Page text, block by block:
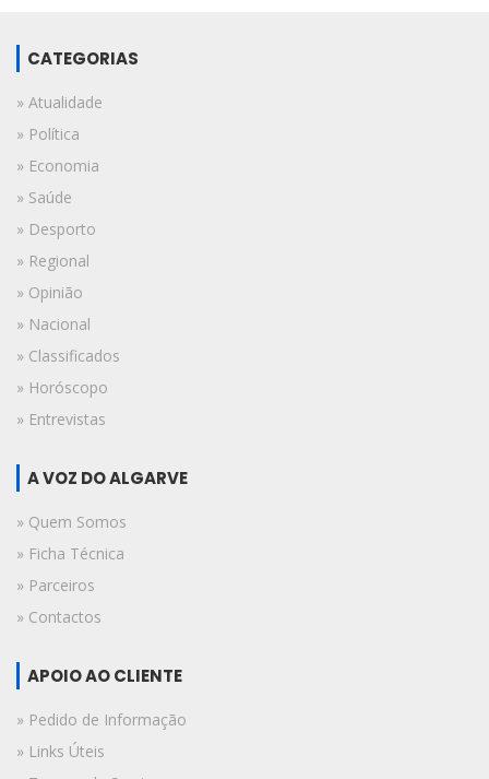
CATEGORIAS
» Atualidade
» Política
» Economia
» Saúde
» Desporto
» Regional
» Opinião
» Nacional
» Classificados
» Horóscopo
» Entrevistas
A VOZ DO ALGARVE
» Quem Somos
» Ficha Técnica
» Parceiros
» Contactos
APOIO AO CLIENTE
» Pedido de Informação
» Links Úteis